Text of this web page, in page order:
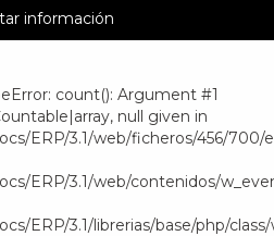
información
count(): Argument #1
null given in
ERP/3.1/web/ficheros/456/700/
ERP/3.1/web/contenidos/
ERP/3.1/librerias/base/php/class/